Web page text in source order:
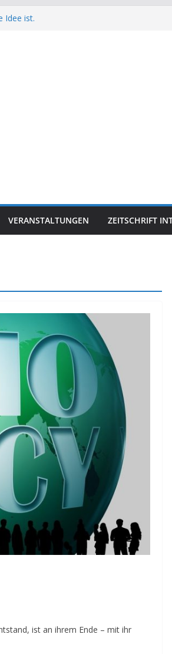
Idee ist.
VERANSTALTUNGEN ZEITSCHRIFT
ist an ihrem Ende – mit ihr